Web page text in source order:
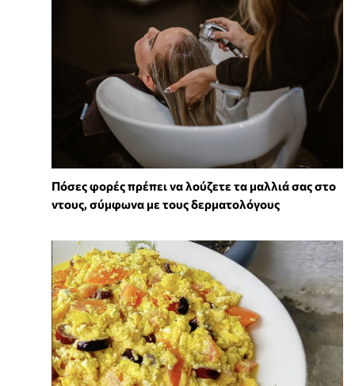
Πόσες φορές πρέπει να λούζετε τα μαλλιά σας στο
ντους, σύμφωνα με τους δερματολόγους